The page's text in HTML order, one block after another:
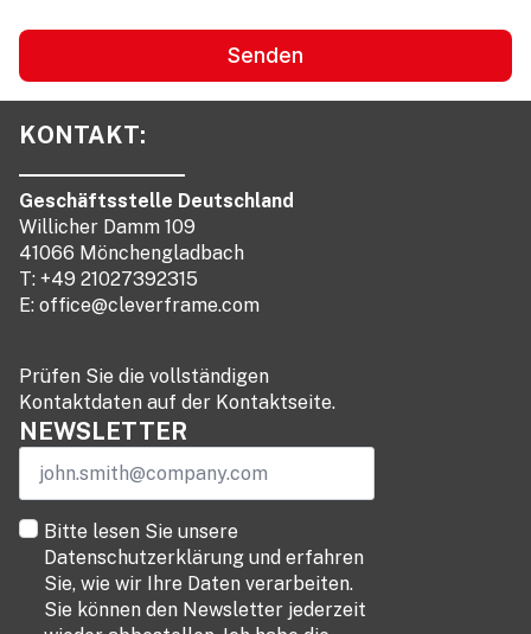
Senden
KONTAKT:
Geschäftsstelle Deutschland
Willicher Damm 109
41066 Mönchengladbach
T: +49 21027392315
E: office@cleverframe.com
Prüfen Sie die vollständigen
Kontaktdaten auf der Kontaktseite.
NEWSLETTER
Email
termsBitte lesen Sie unsere
Datenschutzerklärung und erfahren
Sie, wie wir Ihre Daten verarbeiten.
Sie können den Newsletter jederzeit